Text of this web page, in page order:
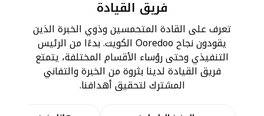
فريق القيادة
تعرف على القادة المتحمسين وذوي الخبرة الذين
يقودون نجاح Ooredoo الكويت. بدءًا من الرئيس
التنفيذي وحتى رؤساء الأقسام المختلفة، يتمتع
فريق القيادة لدينا بثروة من الخبرة والتفاني
المشترك لتحقيق أهدافنا.